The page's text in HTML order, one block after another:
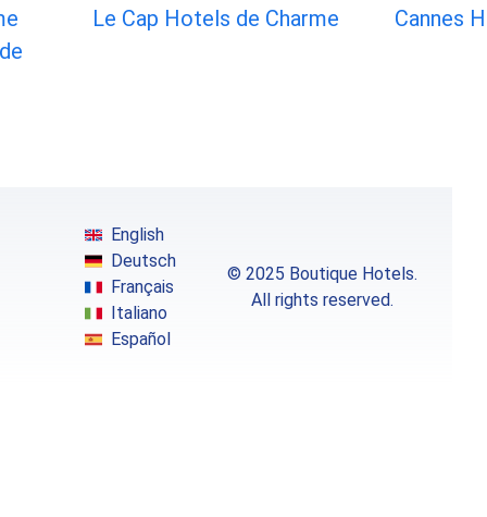
Le Cap Hotels de Charme
Cannes
English
Deutsch
Français
Italiano
Español
© 2025 Boutique Hotels.
All rights reserved.